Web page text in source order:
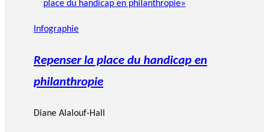
Infographie
Repenser la place du handicap en
philanthropie
Diane Alalouf-Hall